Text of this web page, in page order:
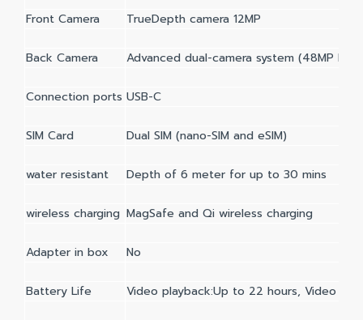
Front Camera TrueDepth camera 12MP
Back Camera Advanced dual-camera system (48MP
Connection ports USB-C
SIM Card Dual SIM (nano-SIM and eSIM)
water resistant Depth of 6 meter for up to 30 mins
wireless charging MagSafe and Qi wireless charging
Adapter in box No
Battery Life Video playback:Up to 22 hours, Video